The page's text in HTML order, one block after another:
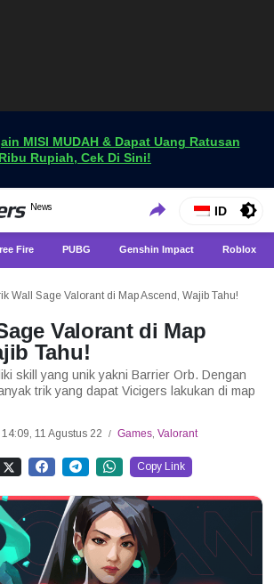
MISI MUDAH & Dapat Uang Ratusan
Ribu Rupiah, Cek Di Sini!
VCGamers News
News
Dapatkan Berita Games Terbaru Hanya di VCGamers
ID
Fire PUBG Genshin Impact Roblox
Wall Sage Valorant di Map Ascend, Wajib Tahu!
Valorant di Map
Tahu!
skill yang unik yakni Barrier Orb. Dengan
trik yang dapat Vicigers lakukan di map
14:09, 11 Agustus 22 / Games, Valorant
Copy Link